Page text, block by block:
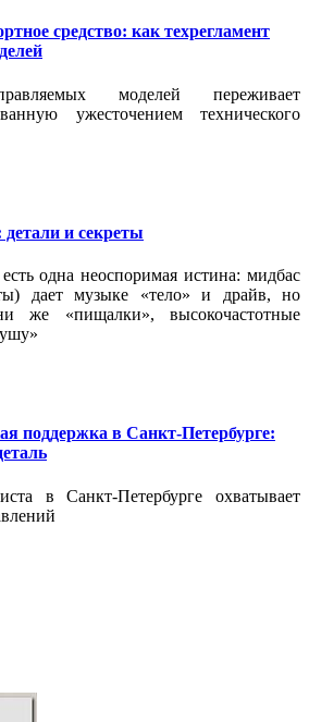
средство: как техрегламент
моделей переживает
ужесточением технического
и секреты
одна неоспоримая истина: мидбас
дает музыке «тело» и драйв, но
же «пищалки», высокочастотные
поддержка в Санкт-Петербурге:
в Санкт-Петербурге охватывает